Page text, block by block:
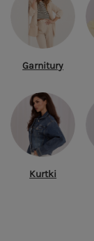
Garnitury
Kurtki